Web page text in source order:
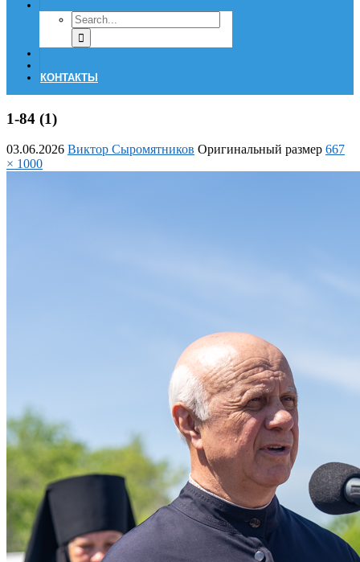
КОНТАКТЫ
1-84 (1)
03.06.2026 Виктор Сыромятников Оригинальный размер 667
× 1000